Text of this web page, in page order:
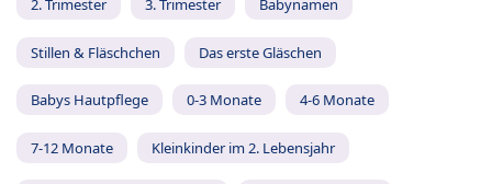
2. Trimester 3. Trimester Babynamen
Stillen & Fläschchen Das erste Gläschen
Babys Hautpflege 0-3 Monate 4-6 Monate
7-12 Monate Kleinkinder im 2. Lebensjahr